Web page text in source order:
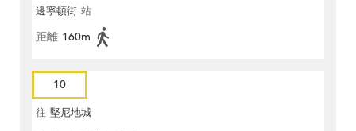
邊寧頓街 站
距離 160m
10
往 堅尼地城